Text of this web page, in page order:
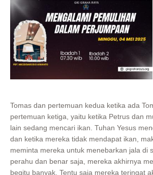
Tomas dan pertemuan kedua ketika ada
pertemuan ketiga, yaitu ketika Petrus dan
lain sedang mencari ikan. Tuhan Yesus
dan ketika mereka tidak mendapat ikan,
meminta mereka untuk menebarkan jala di
perahu dan benar saja, mereka akhirnya
begitu banyak. Tentu saja mereka teringat